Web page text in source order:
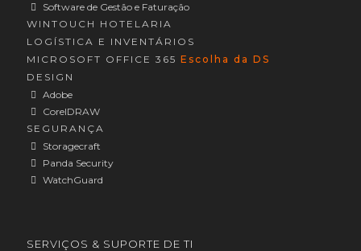
Software de Gestão e Faturação
WINTOUCH HOTELARIA
LOGÍSTICA E INVENTÁRIOS
MICROSOFT OFFICE 365 Escolha da DS
DESIGN
Adobe
CorelDRAW
SEGURANÇA
Storagecraft
Panda Security
WatchGuard
SERVIÇOS & SUPORTE DE TI